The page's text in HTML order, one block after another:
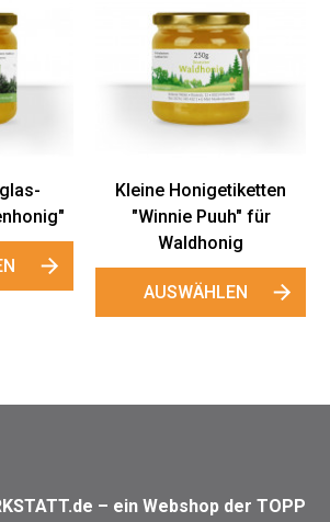
Kleine Honigetiketten
"Winnie Puuh" für
Waldhonig
AUSWÄHLEN
– ein Webshop der TOPP